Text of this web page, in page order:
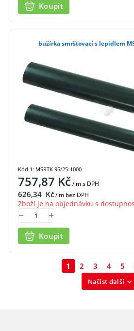
Koupit
bužírka smršťovací s lepidlem
757,87 Kč/ ms DPH
626,34 Kč/ m bez DPH
Zboží je na objednávku s
Koupit
Kód 1: MSRTK 95/25-1000
Načíst další
1 2 3 4 5